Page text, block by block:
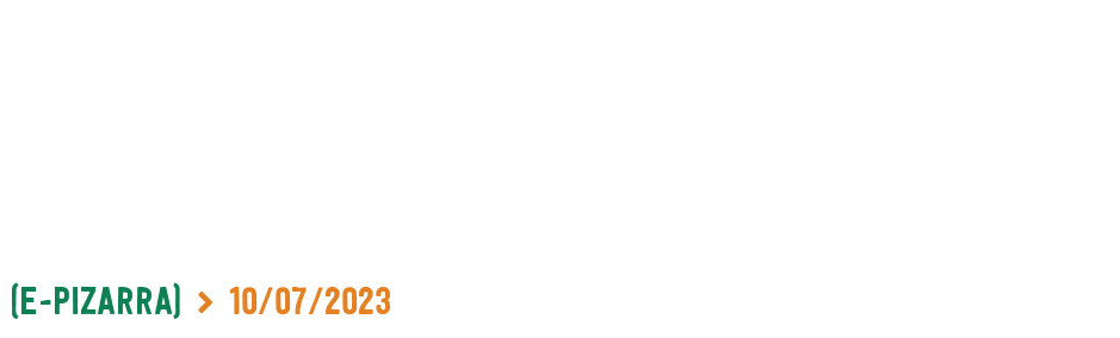
Pizarra) 10/07/2023